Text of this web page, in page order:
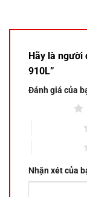
Hãy là người
910L”
Đánh giá của
Nhận xét của